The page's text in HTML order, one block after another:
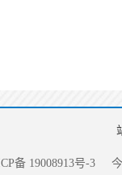
备 19008913号-3